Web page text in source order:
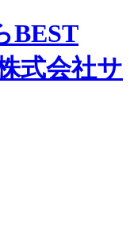
BEST
式会社サ